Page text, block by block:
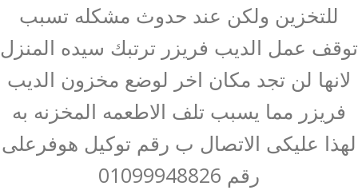
للتخزين ولكن عند حدوث مشكله تسبب
توقف عمل الديب فريزر ترتبك سيده المنزل
لانها لن تجد مكان اخر لوضع مخزون الديب
فريزر مما يسبب تلف الاطعمه المخزنه به
لهذا عليكى الاتصال ب رقم توكيل هوفرعلى
رقم 01099948826